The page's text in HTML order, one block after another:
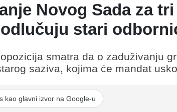
Novog Sada za
stari
smatra da o zaduživanju
saziva, kojima će mandat
kao glavni izvor na Google-u